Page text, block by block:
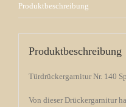
Produktbeschreibung
Produktbeschreibung
Türdrückergarnitur Nr. 140
Von dieser Drückergarnitur